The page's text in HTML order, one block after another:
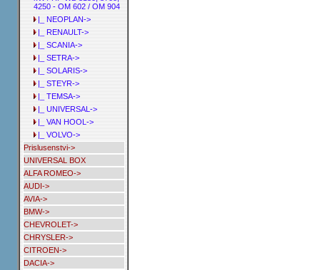
4250 - OM 602 / OM 904
|_ NEOPLAN->
|_ RENAULT->
|_ SCANIA->
|_ SETRA->
|_ SOLARIS->
|_ STEYR->
|_ TEMSA->
|_ UNIVERSAL->
|_ VAN HOOL->
|_ VOLVO->
Prislusenstvi->
UNIVERSAL BOX
ALFA ROMEO->
AUDI->
AVIA->
BMW->
CHEVROLET->
CHRYSLER->
CITROEN->
DACIA->